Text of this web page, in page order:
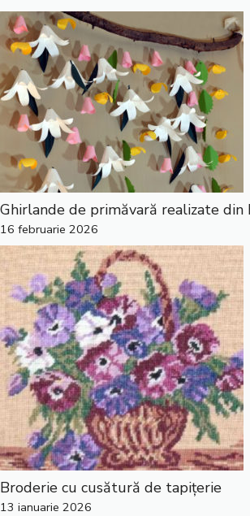
Ghirlande de primăvară realizate din
16 februarie 2026
Broderie cu cusătură de tapițerie
13 ianuarie 2026